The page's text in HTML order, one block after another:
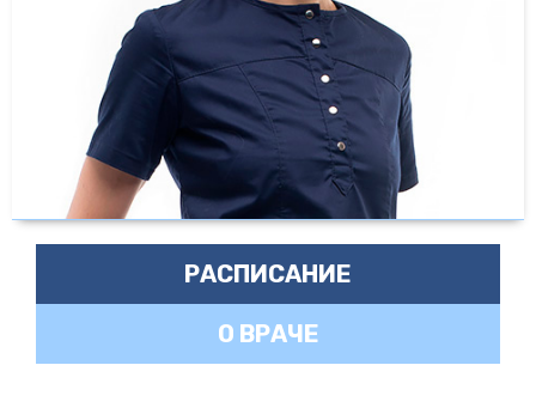
РАСПИСАНИЕ
О ВРАЧЕ